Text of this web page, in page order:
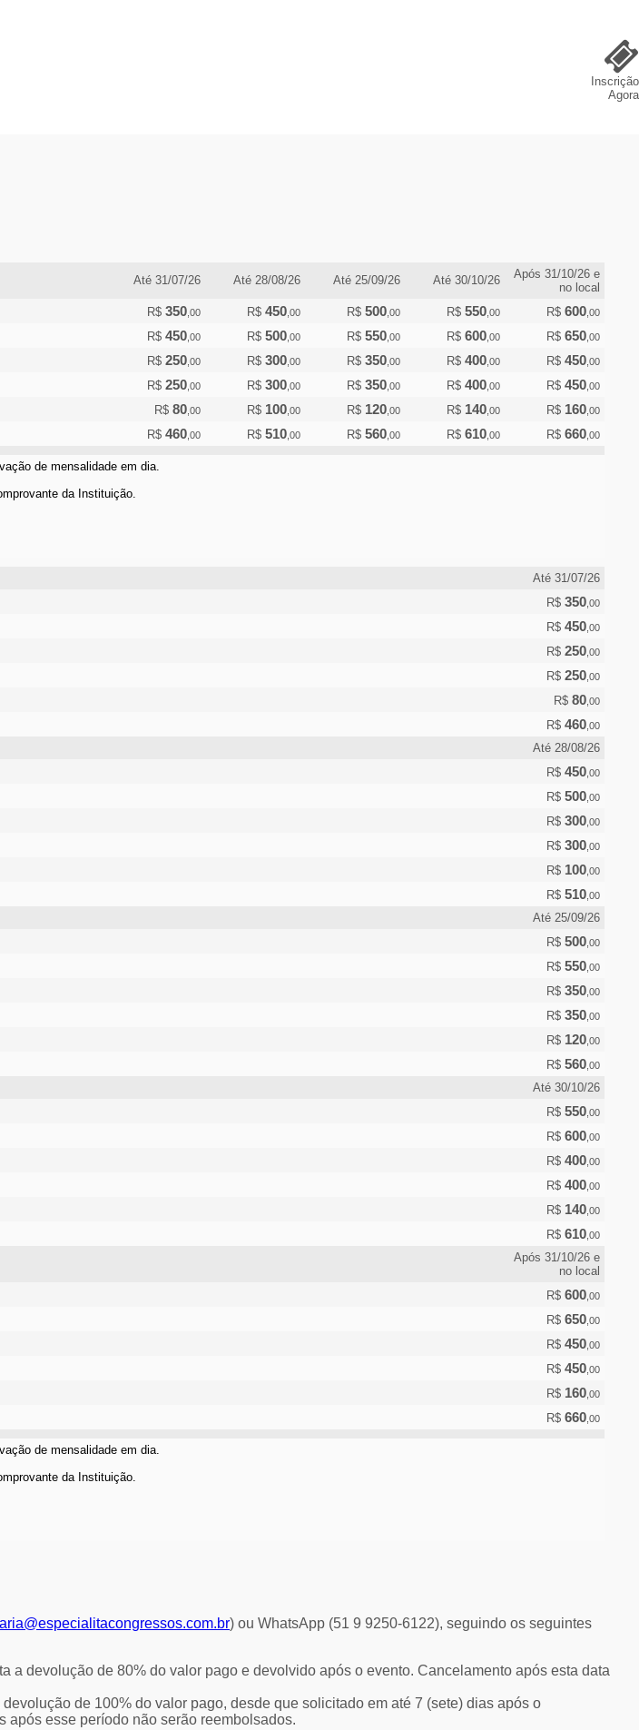
Inscrição
Agora
Até 31/07/26 Até 28/08/26 Até 25/09/26 Até 30/10/26
Após 31/10/26 e
no local
R$ 350 ,00 R$ 450 ,00 R$ 500 ,00 R$ 550 ,00 R$ 600 ,00
R$ 450 ,00 R$ 500 ,00 R$ 550 ,00 R$ 600 ,00 R$ 650 ,00
R$ 250 ,00 R$ 300 ,00 R$ 350 ,00 R$ 400 ,00 R$ 450 ,00
R$ 250 ,00 R$ 300 ,00 R$ 350 ,00 R$ 400 ,00 R$ 450 ,00
R$ 80 ,00 R$ 100 ,00 R$ 120 ,00 R$ 140 ,00 R$ 160 ,00
R$ 460 ,00 R$ 510 ,00 R$ 560 ,00 R$ 610 ,00 R$ 660 ,00
de mensalidade em dia.
da Instituição.
Até 31/07/26
R$ 350 ,00
R$ 450 ,00
R$ 250 ,00
R$ 250 ,00
R$ 80 ,00
R$ 460 ,00
Até 28/08/26
R$ 450 ,00
R$ 500 ,00
R$ 300 ,00
R$ 300 ,00
R$ 100 ,00
R$ 510 ,00
Até 25/09/26
R$ 500 ,00
R$ 550 ,00
R$ 350 ,00
R$ 350 ,00
R$ 120 ,00
R$ 560 ,00
Até 30/10/26
R$ 550 ,00
R$ 600 ,00
R$ 400 ,00
R$ 400 ,00
R$ 140 ,00
R$ 610 ,00
Após 31/10/26 e
no local
R$ 600 ,00
R$ 650 ,00
R$ 450 ,00
R$ 450 ,00
R$ 160 ,00
R$ 660 ,00
de mensalidade em dia.
da Instituição.
) ou WhatsApp (51 9 9250-6122), seguindo os seguintes
devolução de 80% do valor pago e devolvido após o evento. Cancelamento após esta data
de 100% do valor pago, desde que solicitado em até 7 (sete) dias após o
após esse período não serão reembolsados.